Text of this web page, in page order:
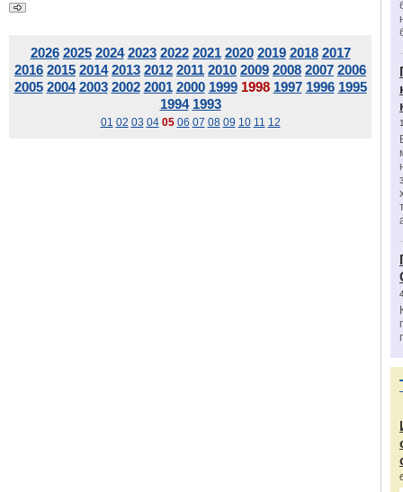
2026 2025 2024 2023 2022 2021 2020 2019 2018 2017
2016 2015 2014 2013 2012 2011 2010 2009 2008 2007 2006
2005 2004 2003 2002 2001 2000 1999 1998 1997 1996 1995
1994 1993
01 02 03 04 05 06 07 08 09 10 11 12